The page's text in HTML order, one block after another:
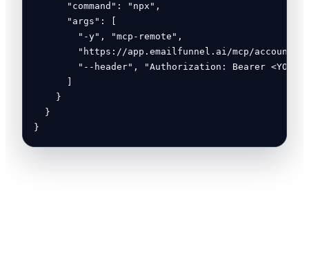
      "command": "npx",
      "args": [
        "-y", "mcp-remote",
        "https://app.emailfunnel.ai/mcp/account",
"--header", "Authorization: Bearer
    }
  }
}